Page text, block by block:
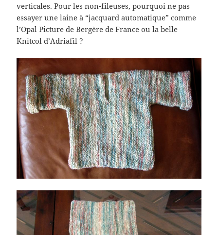
verticales. Pour les non-fileuses, pourquoi ne pas
essayer une laine à “jacquard automatique” comme
l’Opal Picture de Bergère de France ou la belle
Knitcol d’Adriafil ?